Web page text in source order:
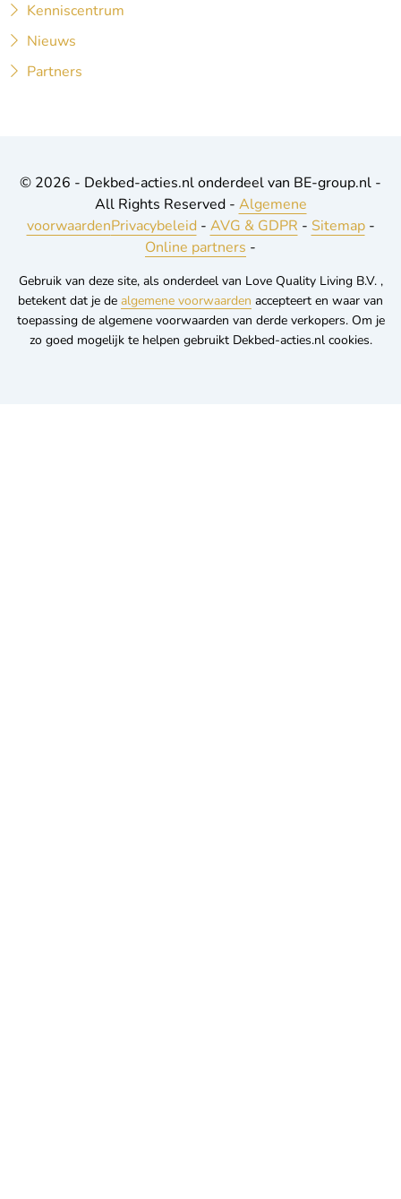
Kenniscentrum
Nieuws
Partners
© 2026 - Dekbed-acties.nl onderdeel van BE-group.nl -
All Rights Reserved - Algemene
voorwaardenPrivacybeleid- AVG & GDPR - Sitemap-
Online partners -
Gebruik van deze site, als onderdeel van Love Quality Living B.V. ,
betekent dat je de algemene voorwaarden accepteert en waar van
toepassing de algemene voorwaarden van derde verkopers. Om je
zo goed mogelijk te helpen gebruikt Dekbed-acties.nl cookies.